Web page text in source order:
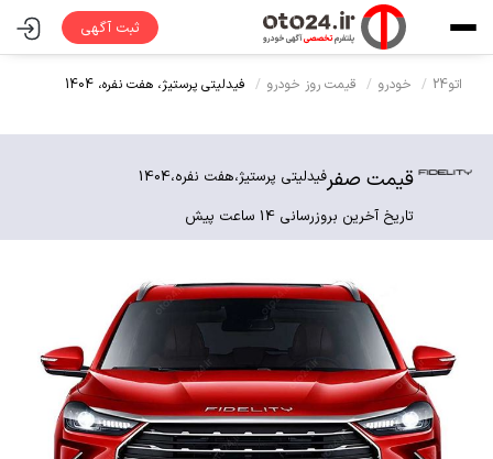
ثبت آگهی
اتو24 خودرو قیمت روز خودرو فیدلیتی پرستیژ، هفت نفره، 1404
قیمت صفرفیدلیتی پرستیژ،هفت نفره،1404
تاریخ آخرین بروزرسانی 14 ساعت پیش